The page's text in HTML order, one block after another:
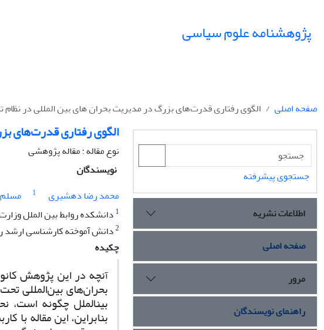
پژوهشنامه علوم سیاسی
صفحه اصلی الگوی رفتاری قدرت‌های بزرگ در مدیریت بحران های بین المللی در
الگوی رفتاری قدرت‌های
نوع مقاله : مقاله پژوهشی
نویسندگان
محمد رضا دهشیری
1
1 دانشکده روابط بین الملل
2دانش آموخته کارشناسی ارشد
چکیده
آنچه در این پژوهش
بحران‌های بین‌المللی
بین­الملل چگونه است،
بنابراین، این مقاله
جستجوی پیشرفته
اطلاعات نشریه
صفحه اصلی
مرور
راهنمای نویسندگان